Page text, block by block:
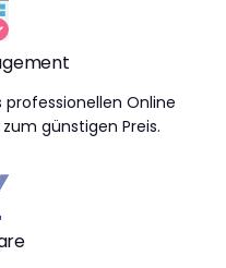
professionellen Online
günstigen Preis.